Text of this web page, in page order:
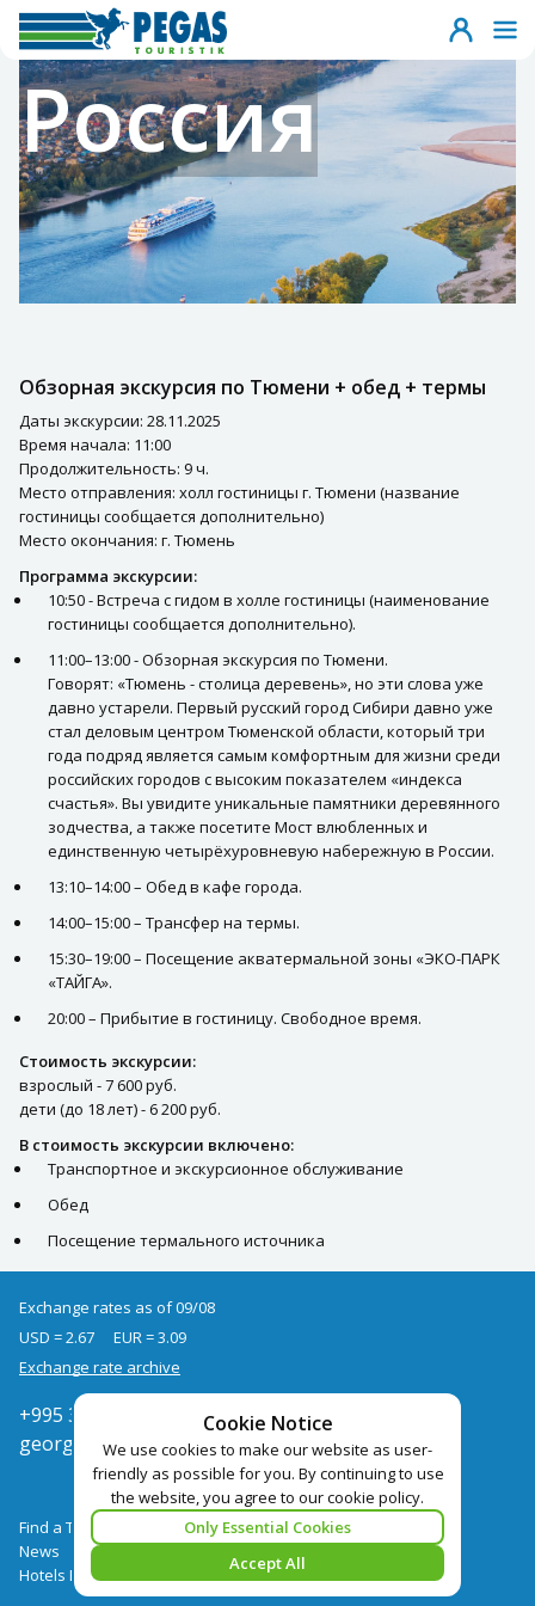
Россия
Обзорная экскурсия по Тюмени + обед + термы
Даты экскурсии: 28.11.2025
Время начала: 11:00
Продолжительность: 9 ч.
Место отправления: холл гостиницы г. Тюмени (название
гостиницы сообщается дополнительно)
Место окончания: г. Тюмень
Программа экскурсии:
10:50 - Встреча с гидом в холле гостиницы (наименование
гостиницы сообщается дополнительно).
11:00–13:00 - Обзорная экскурсия по Тюмени.
Говорят: «Тюмень - столица деревень», но эти слова уже
давно устарели. Первый русский город Сибири давно уже
стал деловым центром Тюменской области, который три
года подряд является самым комфортным для жизни среди
российских городов с высоким показателем «индекса
счастья». Вы увидите уникальные памятники деревянного
зодчества, а также посетите Мост влюбленных и
единственную четырёхуровневую набережную в России.
13:10–14:00 – Обед в кафе города.
14:00–15:00 – Трансфер на термы.
15:30–19:00 – Посещение акватермальной зоны «ЭКО-ПАРК
«ТАЙГА».
20:00 – Прибытие в гостиницу. Свободное время.
Стоимость экскурсии:
взрослый - 7 600 руб.
дети (до 18 лет) - 6 200 руб.
В стоимость экскурсии включено:
Транспортное и экскурсионное обслуживание
Обед
Посещение термального источника
Cookie Notice
We use cookies to make our website as user-
friendly as possible for you. By continuing to use
the website, you agree to our cookie policy.
Only Essential Cookies
Accept All
Exchange rates as of 09/08
USD = 2.67
EUR = 3.09
Exchange rate archive
+995 322050666
georgia@pegast.ge
Find a Tour
News
Hotels Booking